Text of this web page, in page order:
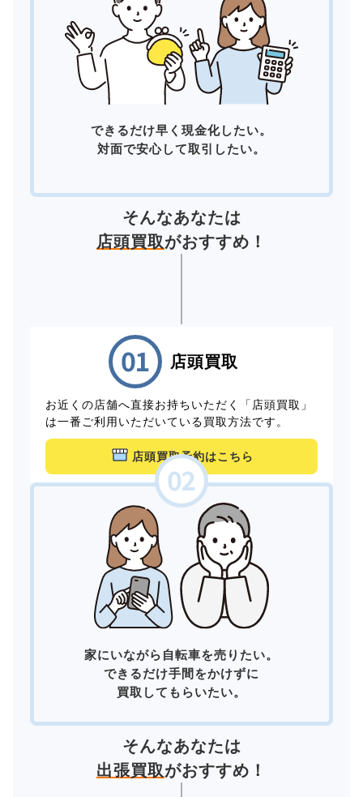
できるだけ早く現金化したい。
対面で安心して取引したい。
そんなあなたは
店頭買取がおすすめ！
店頭買取
お近くの店舗へ直接お持ちいただく「店頭買取」
は一番ご利用いただいている買取方法です。
店頭買取予約はこちら
家にいながら自転車を売りたい。
できるだけ手間をかけずに
買取してもらいたい。
そんなあなたは
出張買取がおすすめ！